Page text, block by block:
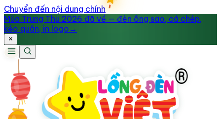
Chuyển đến nội dung chính
Mùa Trung Thu 2026 đã về — đèn ông sao, cá chép,
kéo quân, in logo →